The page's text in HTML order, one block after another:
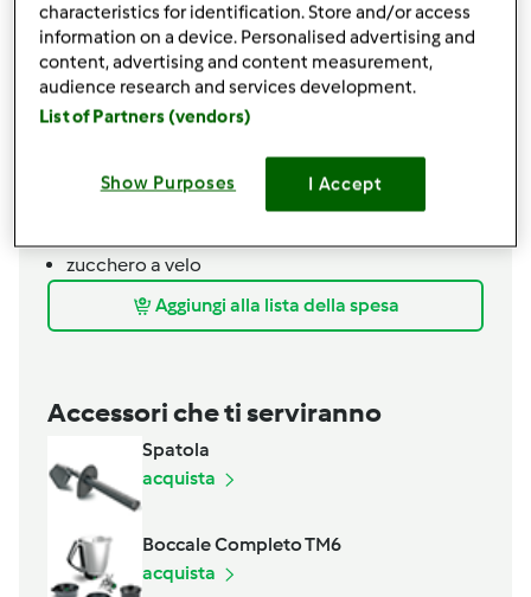
100grammicioccolato fondente
2banane
140grammizucchero di canna
di farina tipo 0
mezzabustinalievito in polvere
zucchero a velo
Aggiungi alla lista della spesa
Accessori che ti serviranno
Spatola
acquista
Boccale Completo TM6
acquista
characteristics for identification. Store and/or access
information on a device. Personalised advertising and
content, advertising and content measurement,
audience research and services development.
List of Partners (vendors)
Show Purposes I Accept